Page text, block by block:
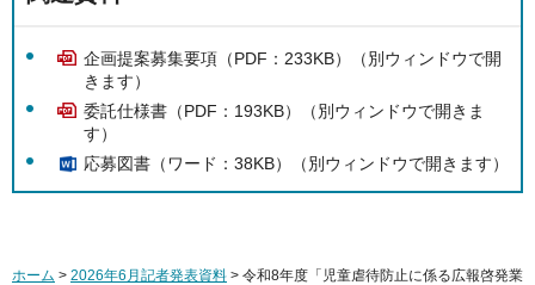
企画提案募集要項（PDF：233KB）（別ウィンドウで開
きます）
委託仕様書（PDF：193KB）（別ウィンドウで開きま
す）
応募図書（ワード：38KB）（別ウィンドウで開きます）
ホーム > 2026年6月記者発表資料 > 令和8年度「児童虐待防止に係る広報啓発業